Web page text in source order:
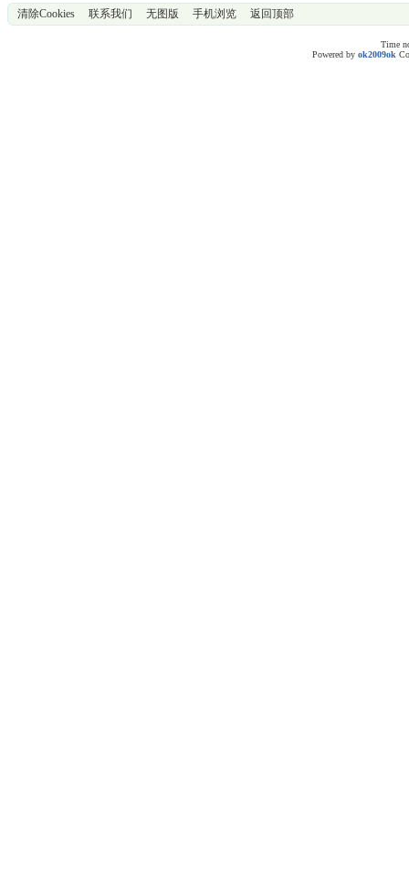
清除Cookies 联系我们 无图版 手机浏览 返回顶部
Time
Powered by ok2009ok